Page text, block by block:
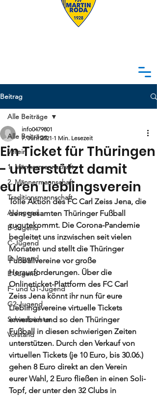
Beitrag
Alle Beiträge
Verein
1. Männermannschaft
2. Männermannschaft
Traditionsmannschaft
A-Jugend
B-Jugend
C-Jugend
D-Jugend
E-Jugend
F- und G1-Jugend
G2-Jugend
Schiedsrichter
Vorstand
Alle Beiträge
Ein Ticket für Thüringen
- unterstützt damit
euren Lieblingsverein
info0479801
7. Juni 2021 1 Min. Lesezeit
Tolle Aktion des FC Carl Zeiss Jena, die
dem gesamten Thüringer Fußball
zugutekommt. Die Corona-Pandemie
begleitet uns inzwischen seit vielen
Monaten und stellt die Thüringer
Fußballvereine vor große
Herausforderungen. Über die
Onlineticket-Plattform des FC Carl
Zeiss Jena könnt ihr nun für eure
Lieblingsvereine virtuelle Tickets
erwerben und so den Thüringer
Fußball in diesen schwierigen Zeiten
unterstützen. Durch den Verkauf von
virtuellen Tickets (je 10 Euro, bis 30.06.)
gehen 8 Euro direkt an den Verein
eurer Wahl, 2 Euro fließen in einen Soli-
Topf, der unter den 32 Clubs in